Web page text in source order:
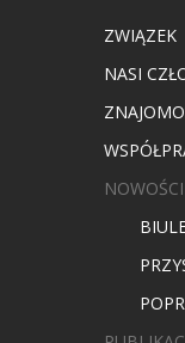
ZWIĄZEK
NASI
NOWOŚCI